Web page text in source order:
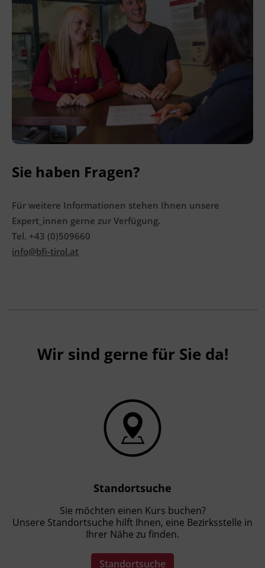
Sie haben Fragen?
Für weitere Informationen stehen Ihnen unsere
Expert_innen gerne zur Verfügung.
Tel. +43 (0)509660
info@bfi-tirol.at
Wir sind gerne für Sie da!
Standortsuche
Sie möchten einen Kurs buchen?
Unsere Standortsuche hilft Ihnen, eine Bezirksstelle in
Ihrer Nähe zu finden.
Standortsuche